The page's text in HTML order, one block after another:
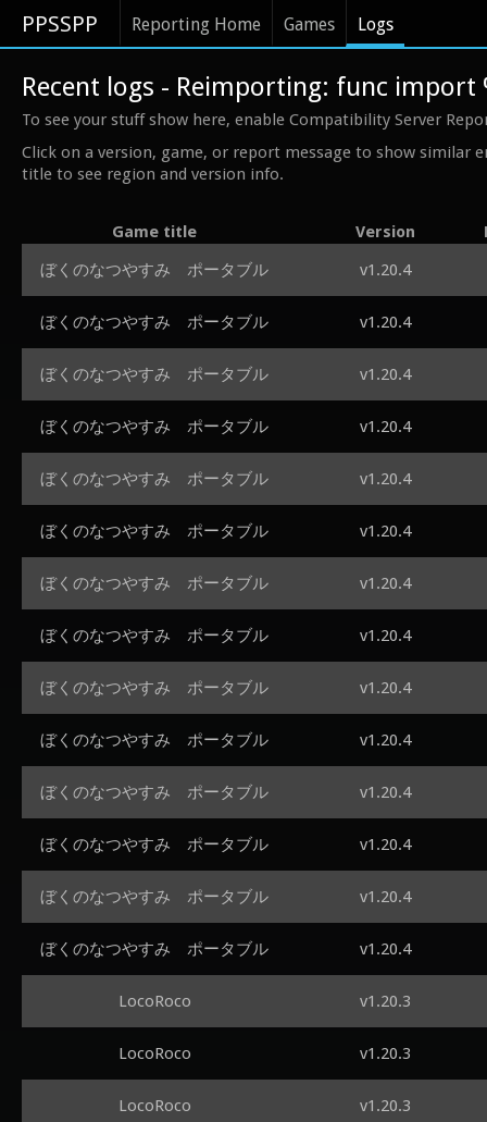
PPSSPP Reporting Home Games Logs
Recent logs - Reimporting: func import
To see your stuff show here, enable Compatibility Server
Click on a version, game, or report message to show similar
title to see region and version info.
Game title Version
ぼくのなつやすみ ポータブル
v1.20.4
ぼくのなつやすみ ポータブル v1.20.4
ぼくのなつやすみ ポータブル v1.20.4
ぼくのなつやすみ ポータブル v1.20.4
ぼくのなつやすみ ポータブル v1.20.4
ぼくのなつやすみ ポータブル v1.20.4
ぼくのなつやすみ ポータブル v1.20.4
ぼくのなつやすみ ポータブル v1.20.4
ぼくのなつやすみ ポータブル v1.20.4
ぼくのなつやすみ ポータブル v1.20.4
ぼくのなつやすみ ポータブル v1.20.4
ぼくのなつやすみ ポータブル v1.20.4
ぼくのなつやすみ ポータブル v1.20.4
ぼくのなつやすみ ポータブル v1.20.4
LocoRoco v1.20.3
LocoRoco v1.20.3
LocoRoco v1.20.3